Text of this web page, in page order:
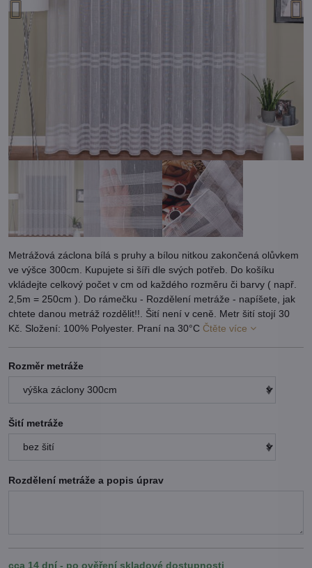
Metrážová záclona bílá s pruhy a bílou nitkou zakončená olůvkem
ve výšce 300cm. Kupujete si šíři dle svých potřeb. Do košíku
vkládejte celkový počet v cm od každého rozměru či barvy ( např.
2,5m = 250cm ). Do rámečku - Rozdělení metráže - napíšete, jak
chtete danou metráž rozdělit!!. Šití není v ceně. Metr šití stojí 30
Kč. Složení: 100% Polyester. Praní na 30°C Čtěte více
Rozměr metráže
Šití metráže
Rozdělení metráže a popis úprav
cca 14 dní - po ověření skladové dostupnosti